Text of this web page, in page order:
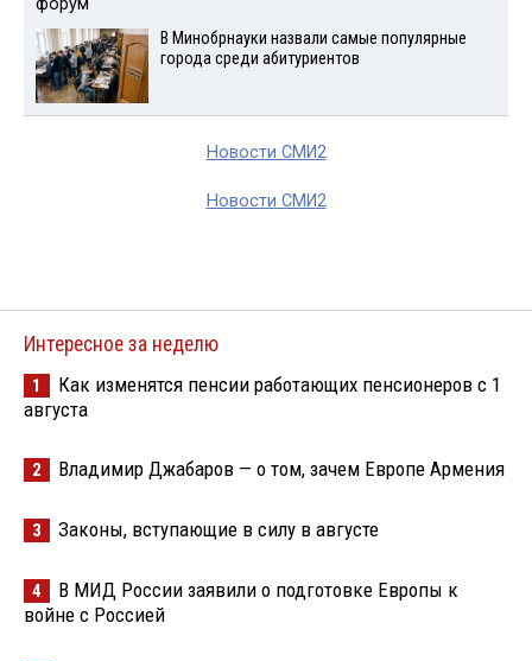
В Минобрнауки назвали самые популярные
города среди абитуриентов
Новости СМИ2
Новости СМИ2
Интересное за неделю
1
Как изменятся пенсии работающих пенсионеров с 1
августа
2 Владимир Джабаров — о том, зачем Европе Армения
3 Законы, вступающие в силу в августе
4
В МИД России заявили о подготовке Европы к
войне с Россией